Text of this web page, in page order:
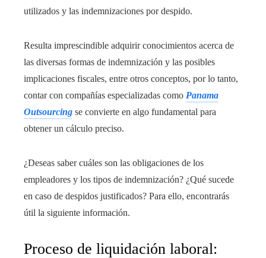
utilizados y las indemnizaciones por despido.
Resulta imprescindible adquirir conocimientos acerca de
las diversas formas de indemnización y las posibles
implicaciones fiscales, entre otros conceptos, por lo tanto,
contar con compañías especializadas como Panama
Outsourcing se convierte en algo fundamental para
obtener un cálculo preciso.
¿Deseas saber cuáles son las obligaciones de los
empleadores y los tipos de indemnización? ¿Qué sucede
en caso de despidos justificados? Para ello, encontrarás
útil la siguiente información.
Proceso de liquidación laboral: